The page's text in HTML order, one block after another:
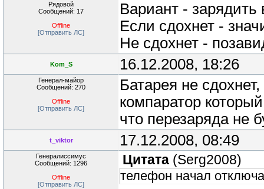
Рядовой
Сообщений: 17
Offline
[Отправить ЛС]
Вариант - зарядить
Если сдохнет -
Не сдохнет -
Kom_S 16.12.2008, 18:26
Генерал-майор
Сообщений: 270
Offline
[Отправить ЛС]
Батарея не
компаратор
что перезаряда не
t_viktor 17.12.2008, 08:49
Генералиссимус
Сообщений: 1296
Offline
[Отправить ЛС]
Цитата (Serg2008)
телефон начал